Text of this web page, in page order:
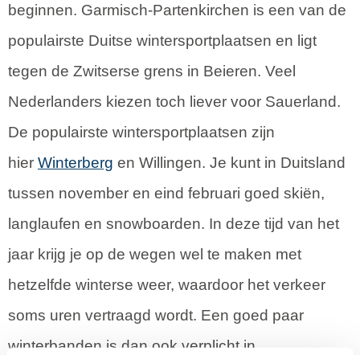
beginnen. Garmisch-Partenkirchen is een van de
populairste Duitse wintersportplaatsen en ligt
tegen de Zwitserse grens in Beieren. Veel
Nederlanders kiezen toch liever voor Sauerland.
De populairste wintersportplaatsen zijn
hier Winterberg en Willingen. Je kunt in Duitsland
tussen november en eind februari goed skiën,
langlaufen en snowboarden. In deze tijd van het
jaar krijg je op de wegen wel te maken met
hetzelfde winterse weer, waardoor het verkeer
soms uren vertraagd wordt. Een goed paar
winterbanden is dan ook verplicht in